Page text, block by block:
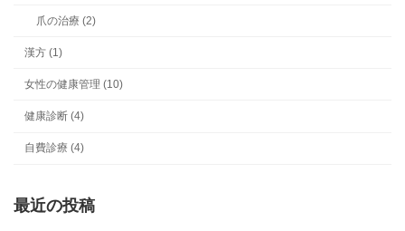
爪の治療 (2)
漢方 (1)
女性の健康管理 (10)
健康診断 (4)
自費診療 (4)
最近の投稿